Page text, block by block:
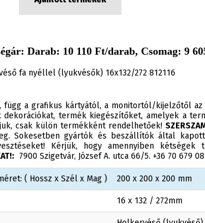
Darab: 10 110 Ft/darab, Csomag: 9
fa nyéllel (lyukvésők) 16x132/272 812116
függ a grafikus kártyától, a monitortól/kijelzőtől
dekorációkat, termék kiegészítőket, amelyek a
csak külön termékként rendelhetőek!
Sokesetben gyártók és beszállítók által
Kérjük, hogy amennyiben
7900 Szigetvár, József A. utca 66/5. +36 70 679
( Hossz x Szél x Mag ) 200 x 200 x 200 mm
16 x 132 / 272mm